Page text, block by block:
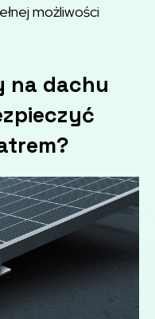
możliwości
na dachu